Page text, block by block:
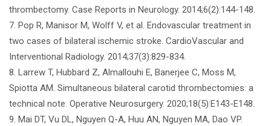
thrombectomy. Case Reports in Neurology. 2014;6(2):144-148.
7. Pop R, Manisor M, Wolff V, et al. Endovascular treatment in
two cases of bilateral ischemic stroke. CardioVascular and
Interventional Radiology. 2014;37(3):829-834.
8. Larrew T, Hubbard Z, Almallouhi E, Banerjee C, Moss M,
Spiotta AM. Simultaneous bilateral carotid thrombectomies: a
technical note. Operative Neurosurgery. 2020;18(5):E143-E148.
9. Mai DT, Vu DL, Nguyen Q-A, Huu AN, Nguyen MA, Dao VP.